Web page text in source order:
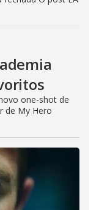
one-shot de
de My Hero